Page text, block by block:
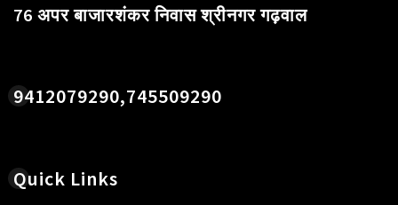
76 अपर बाजारशंकर निवास श्रीनगर गढ़वाल
9412079290,745509290
Quick Links